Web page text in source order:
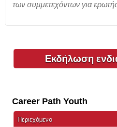
των συμμετεχόντων για
Εκδήλωση
Career Path Youth
Περιεχόμενο